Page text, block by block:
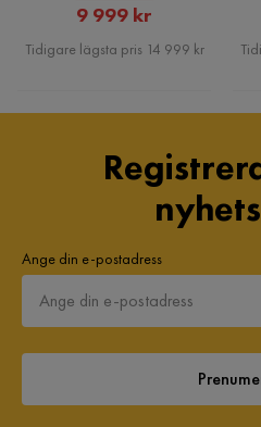
Rabatterat
Pris
9 999 kr
Tidigare lägsta pris 14 999 kr
Ange din e-postadress